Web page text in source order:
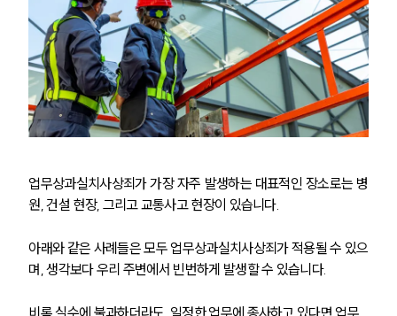
업무상과실치사상죄가 가장 자주 발생하는 대표적인 장소로는 병
원, 건설 현장, 그리고 교통사고 현장이 있습니다.
아래와 같은 사례들은 모두 업무상과실치사상죄가 적용될 수 있으
며, 생각보다 우리 주변에서 빈번하게 발생할 수 있습니다.
비록 실수에 불과하더라도, 일정한 업무에 종사하고 있다면 업무